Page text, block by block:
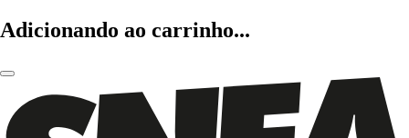
Adicionando ao carrinho...